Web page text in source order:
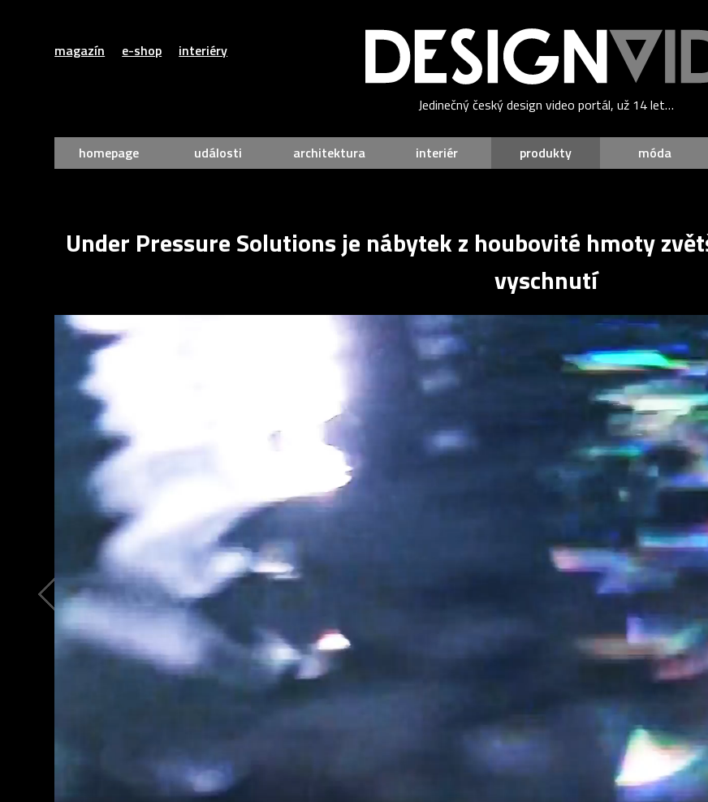
magazín e-shop interiéry
Jedinečný český design video portál, už 14 let…
homepage události architektura interiér produkty móda
Under Pressure Solutions je nábytek z houbovité hmoty
vyschnutí